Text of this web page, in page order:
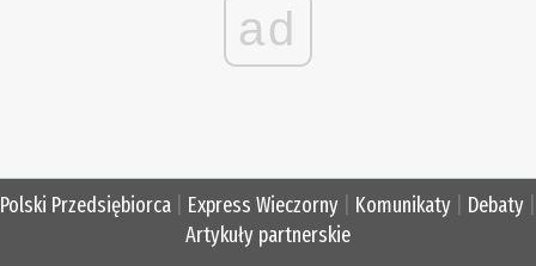
ad
Polski Przedsiębiorca Express Wieczorny Komunikaty Debaty
Artykuły partnerskie